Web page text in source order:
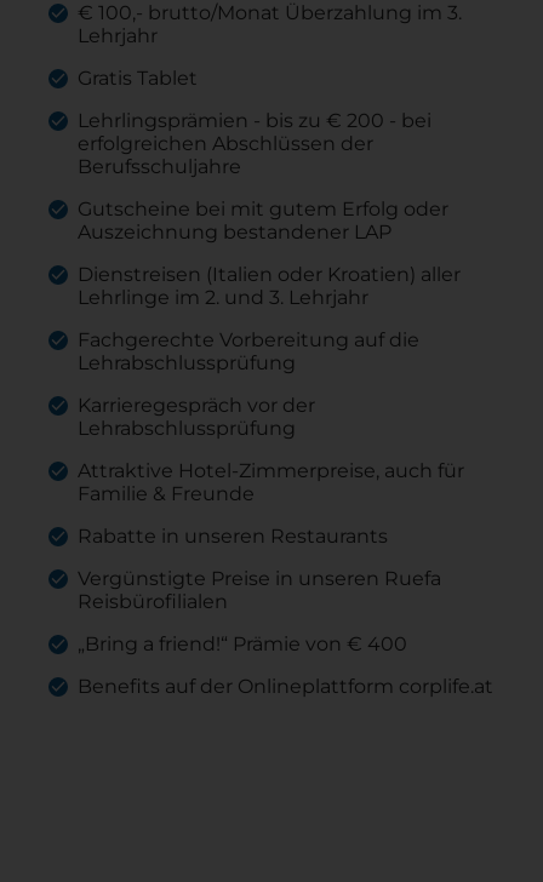
€ 100,- brutto/Monat Überzahlung im 3.
Lehrjahr
Gratis Tablet
Lehrlingsprämien - bis zu € 200 - bei
erfolgreichen Abschlüssen der
Berufsschuljahre
Gutscheine bei mit gutem Erfolg oder
Auszeichnung bestandener LAP
Dienstreisen (Italien oder Kroatien) aller
Lehrlinge im 2. und 3. Lehrjahr
Fachgerechte Vorbereitung auf die
Lehrabschlussprüfung
Karrieregespräch vor der
Lehrabschlussprüfung
Attraktive Hotel-Zimmerpreise, auch für
Familie & Freunde
Rabatte in unseren Restaurants
Vergünstigte Preise in unseren Ruefa
Reisbürofilialen
„Bring a friend!“ Prämie von € 400
Benefits auf der Onlineplattform corplife.at